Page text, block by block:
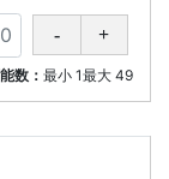
数： 最小 1最大 49